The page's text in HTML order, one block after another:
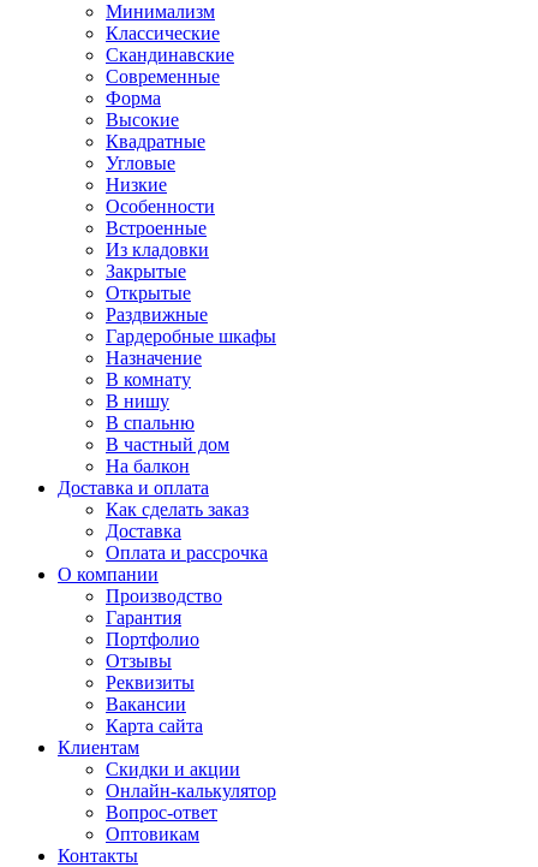
Минимализм
Классические
Скандинавские
Современные
Форма
Высокие
Квадратные
Угловые
Низкие
Особенности
Встроенные
Из кладовки
Закрытые
Открытые
Раздвижные
Гардеробные шкафы
Назначение
В комнату
В нишу
В спальню
В частный дом
На балкон
Доставка и оплата
Как сделать заказ
Доставка
Оплата и рассрочка
О компании
Производство
Гарантия
Портфолио
Отзывы
Реквизиты
Вакансии
Карта сайта
Клиентам
Скидки и акции
Онлайн-калькулятор
Вопрос-ответ
Оптовикам
Контакты